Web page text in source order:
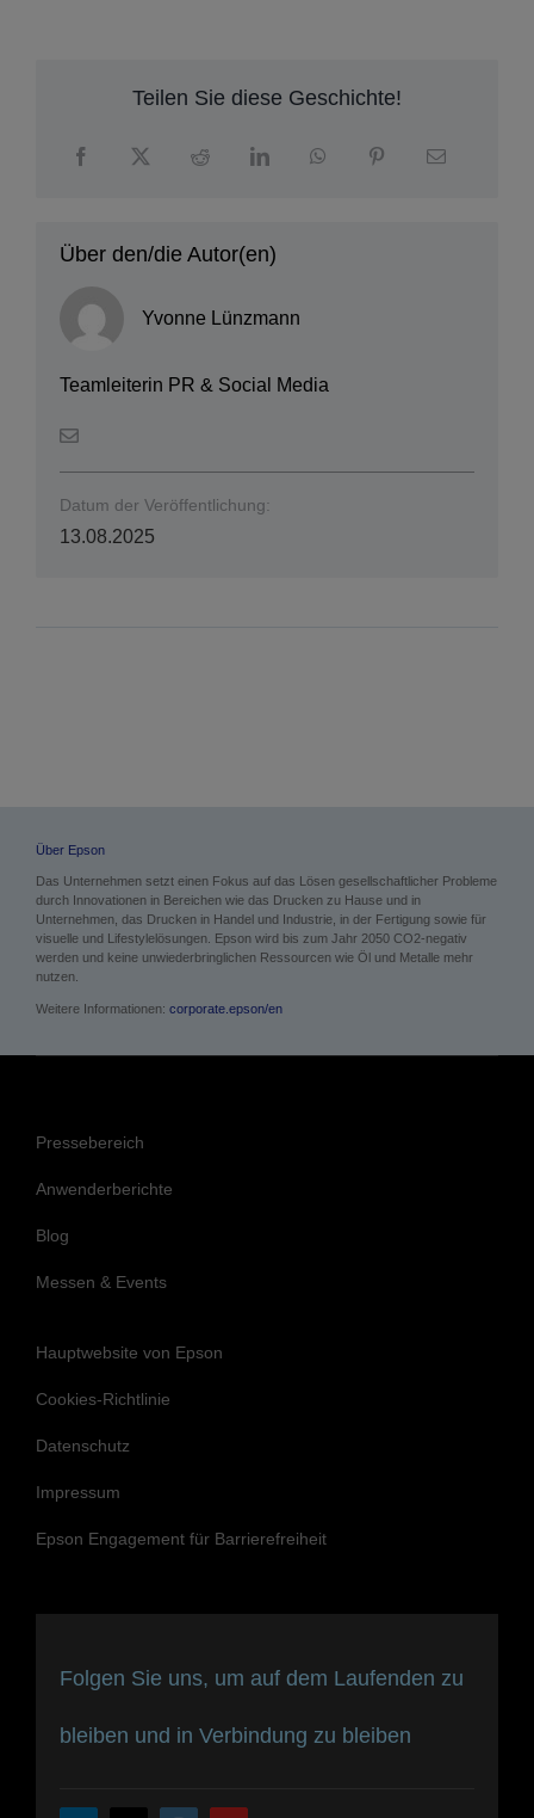
Teilen Sie diese Geschichte!
Über den/die Autor(en)
Yvonne Lünzmann
Teamleiterin PR & Social Media
Datum der Veröffentlichung:
13.08.2025
Über Epson
Das Unternehmen setzt einen Fokus auf das Lösen gesellschaftlicher Probleme
durch Innovationen in Bereichen wie das Drucken zu Hause und in
Unternehmen, das Drucken in Handel und Industrie, in der Fertigung sowie für
visuelle und Lifestylelösungen. Epson wird bis zum Jahr 2050 CO2-negativ
werden und keine unwiederbringlichen Ressourcen wie Öl und Metalle mehr
nutzen.
Weitere Informationen: corporate.epson/en
Pressebereich
Anwenderberichte
Blog
Messen & Events
Hauptwebsite von Epson
Cookies-Richtlinie
Datenschutz
Impressum
Epson Engagement für Barrierefreiheit
Folgen Sie uns, um auf dem Laufenden zu
bleiben und in Verbindung zu bleiben